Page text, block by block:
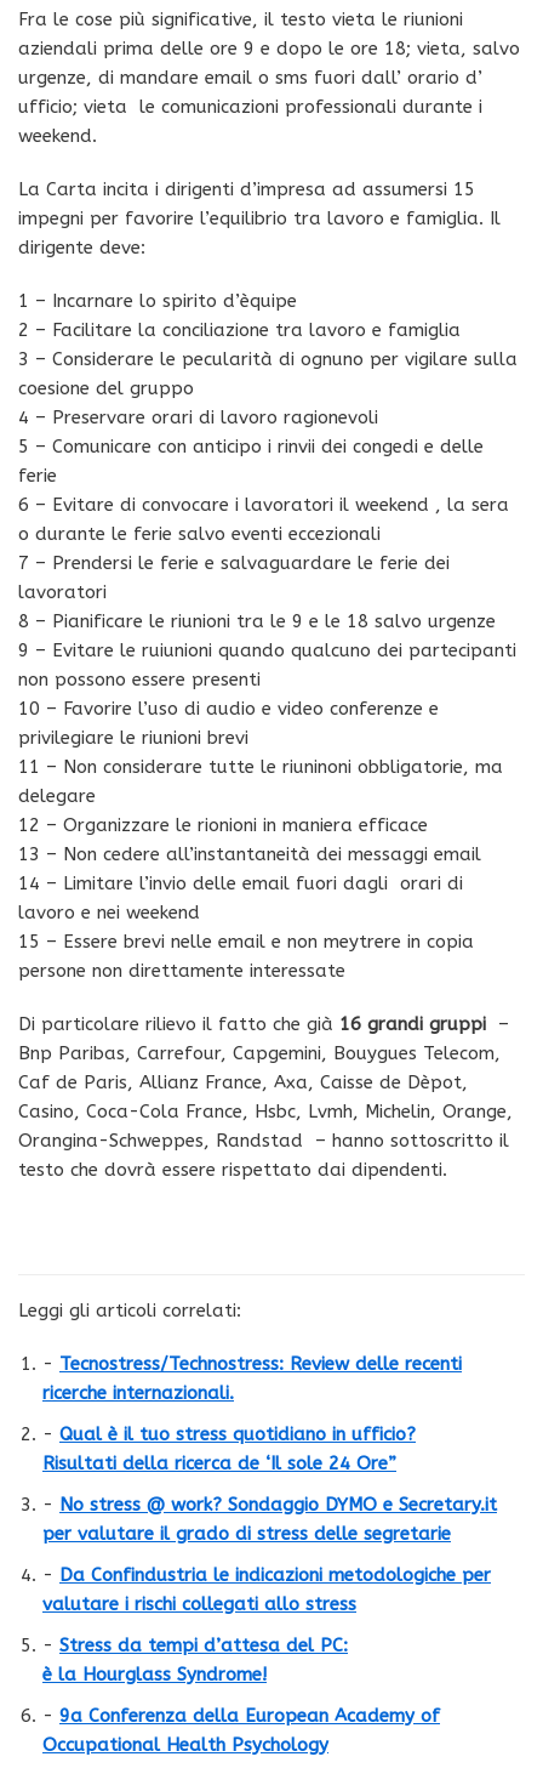
Fra le cose più significative, il testo vieta le riunioni
aziendali prima delle ore 9 e dopo le ore 18; vieta, salvo
urgenze, di mandare email o sms fuori dall’ orario d’
ufficio; vieta le comunicazioni professionali durante i
weekend.
La Carta incita i dirigenti d’impresa ad assumersi 15
impegni per favorire l’equilibrio tra lavoro e famiglia. Il
dirigente deve:
1 – Incarnare lo spirito d’èquipe
2 – Facilitare la conciliazione tra lavoro e famiglia
3 – Considerare le pecularità di ognuno per vigilare sulla
coesione del gruppo
4 – Preservare orari di lavoro ragionevoli
5 – Comunicare con anticipo i rinvii dei congedi e delle
ferie
6 – Evitare di convocare i lavoratori il weekend , la sera
o durante le ferie salvo eventi eccezionali
7 – Prendersi le ferie e salvaguardare le ferie dei
lavoratori
8 – Pianificare le riunioni tra le 9 e le 18 salvo urgenze
9 – Evitare le ruiunioni quando qualcuno dei partecipanti
non possono essere presenti
10 – Favorire l’uso di audio e video conferenze e
privilegiare le riunioni brevi
11 – Non considerare tutte le riuninoni obbligatorie, ma
delegare
12 – Organizzare le rionioni in maniera efficace
13 – Non cedere all’instantaneità dei messaggi email
14 – Limitare l’invio delle email fuori dagli orari di
lavoro e nei weekend
15 – Essere brevi nelle email e non meytrere in copia
persone non direttamente interessate
Di particolare rilievo il fatto che già 16 grandi gruppi –
Bnp Paribas, Carrefour, Capgemini, Bouygues Telecom,
Caf de Paris, Allianz France, Axa, Caisse de Dèpot,
Casino, Coca-Cola France, Hsbc, Lvmh, Michelin, Orange,
Orangina-Schweppes, Randstad – hanno sottoscritto il
testo che dovrà essere rispettato dai dipendenti.
Leggi gli articoli correlati:
- Tecnostress/Technostress: Review delle recenti
ricerche internazionali.
- Qual è il tuo stress quotidiano in ufficio?
Risultati della ricerca de ‘Il sole 24 Ore”
- No stress @ work? Sondaggio DYMO e Secretary.it
per valutare il grado di stress delle segretarie
- Da Confindustria le indicazioni metodologiche per
valutare i rischi collegati allo stress
- Stress da tempi d’attesa del PC:
è la Hourglass Syndrome!
- 9a Conferenza della European Academy of
Occupational Health Psychology